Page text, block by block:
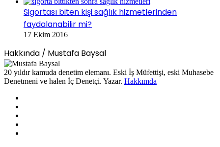
Sigortası biten kişi sağlık hizmetlerinden
faydalanabilir mi?
17 Ekim 2016
Hakkında / Mustafa Baysal
20 yıldır kamuda denetim elemanı. Eski İş Müfettişi, eski Muhasebe
Denetmeni ve halen İç Denetçi. Yazar. Hakkımda